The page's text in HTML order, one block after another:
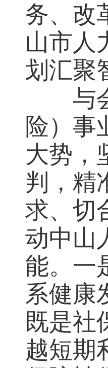
务、改
山市人
划汇聚
与
险）事
大势，
判，精
求、切
动中山
能。一
系健康
既是社
越短期